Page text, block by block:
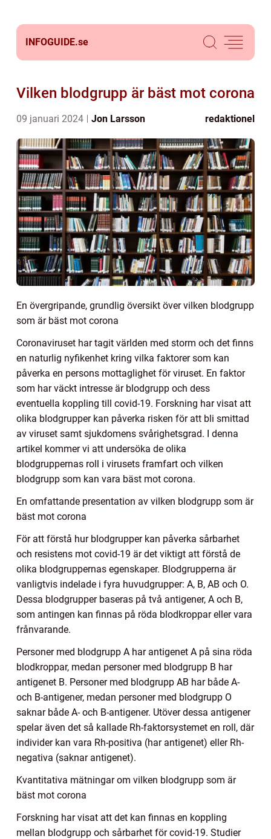
INFOGUIDE.se
Vilken blodgrupp är bäst mot corona
09 januari 2024 Jon Larsson redaktionel
En övergripande, grundlig översikt över vilken blodgrupp
som är bäst mot corona
Coronaviruset har tagit världen med storm och det finns
en naturlig nyfikenhet kring vilka faktorer som kan
påverka en persons mottaglighet för viruset. En faktor
som har väckt intresse är blodgrupp och dess
eventuella koppling till covid-19. Forskning har visat att
olika blodgrupper kan påverka risken för att bli smittad
av viruset samt sjukdomens svårighetsgrad. I denna
artikel kommer vi att undersöka de olika
blodgruppernas roll i virusets framfart och vilken
blodgrupp som kan vara bäst mot corona.
En omfattande presentation av vilken blodgrupp som är
bäst mot corona
För att förstå hur blodgrupper kan påverka sårbarhet
och resistens mot covid-19 är det viktigt att förstå de
olika blodgruppernas egenskaper. Blodgrupperna är
vanligtvis indelade i fyra huvudgrupper: A, B, AB och O.
Dessa blodgrupper baseras på två antigener, A och B,
som antingen kan finnas på röda blodkroppar eller vara
frånvarande.
Personer med blodgrupp A har antigenet A på sina röda
blodkroppar, medan personer med blodgrupp B har
antigenet B. Personer med blodgrupp AB har både A-
och B-antigener, medan personer med blodgrupp O
saknar både A- och B-antigener. Utöver dessa antigener
spelar även det så kallade Rh-faktorsystemet en roll, där
individer kan vara Rh-positiva (har antigenet) eller Rh-
negativa (saknar antigenet).
Kvantitativa mätningar om vilken blodgrupp som är
bäst mot corona
Forskning har visat att det kan finnas en koppling
mellan blodgrupp och sårbarhet för covid-19. Studier